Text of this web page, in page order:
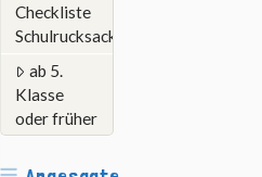
Checkliste
Schulrucksack
ab 5.
Klasse
oder früher